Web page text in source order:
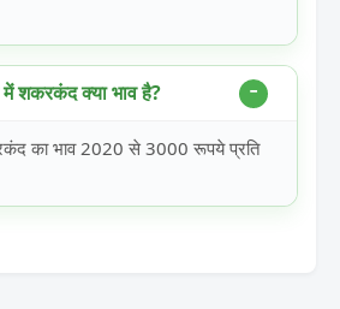
शकरकंद क्या भाव है?
का भाव 2020 से 3000 रूपये प्रति